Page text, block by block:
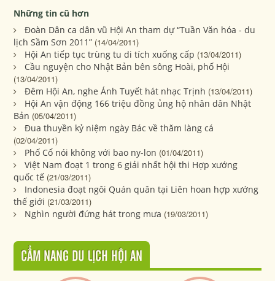
Những tin cũ hơn
Đoàn Dân ca dân vũ Hội An tham dự “Tuần Văn hóa - du
lịch Sầm Sơn 2011” (14/04/2011)
Hội An tiếp tục trùng tu di tích xuống cấp (13/04/2011)
Cầu nguyện cho Nhật Bản bên sông Hoài, phố Hội
(13/04/2011)
Đêm Hội An, nghe Ánh Tuyết hát nhạc Trịnh (13/04/2011)
Hội An vận động 166 triệu đồng ủng hộ nhân dân Nhật
Bản (05/04/2011)
Đua thuyền kỷ niệm ngày Bác về thăm làng cá
(02/04/2011)
Phố Cổ nói không với bao ny-lon (01/04/2011)
Việt Nam đoạt 1 trong 6 giải nhất hội thi Hợp xướng
quốc tế (21/03/2011)
Indonesia đoạt ngôi Quán quân tại Liên hoan hợp xướng
thế giới (21/03/2011)
Nghìn người đứng hát trong mưa (19/03/2011)
CẨM NANG DU LỊCH HỘI AN